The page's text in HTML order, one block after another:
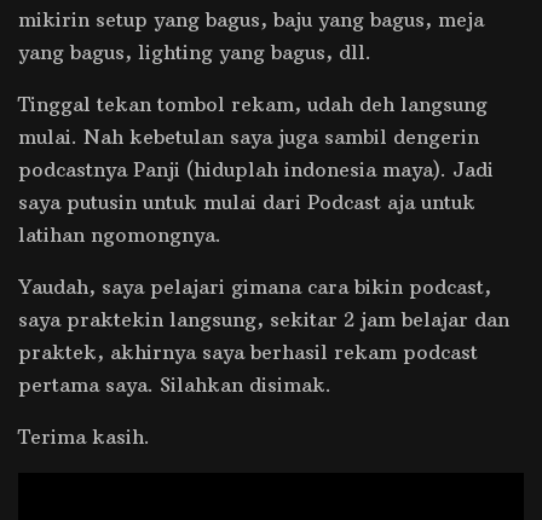
mikirin setup yang bagus, baju yang bagus, meja
yang bagus, lighting yang bagus, dll.
Tinggal tekan tombol rekam, udah deh langsung
mulai. Nah kebetulan saya juga sambil dengerin
podcastnya Panji (hiduplah indonesia maya). Jadi
saya putusin untuk mulai dari Podcast aja untuk
latihan ngomongnya.
Yaudah, saya pelajari gimana cara bikin podcast,
saya praktekin langsung, sekitar 2 jam belajar dan
praktek, akhirnya saya berhasil rekam podcast
pertama saya. Silahkan disimak.
Terima kasih.